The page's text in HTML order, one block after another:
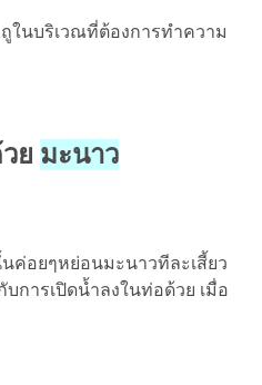
ในบริเวณที่ต้องการทำความ
ย มะนาว
ค่อยๆหย่อนมะนาวทีละเสี้ยว
การเปิดน้ำลงในท่อด้วย เมื่อ